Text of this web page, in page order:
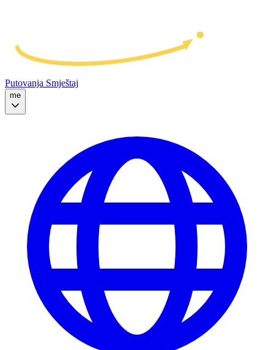
Putovanja Smještaj
me